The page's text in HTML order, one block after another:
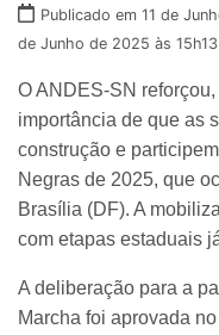
Publicado em 11 de
de Junho de 2025 às 15h13
O ANDES-SN
importância de que as
construção e
Negras de 2025, que
Brasília (DF). A
com etapas estaduais
A deliberação para a
Marcha foi aprovada